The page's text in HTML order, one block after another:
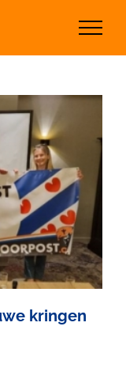
kringen